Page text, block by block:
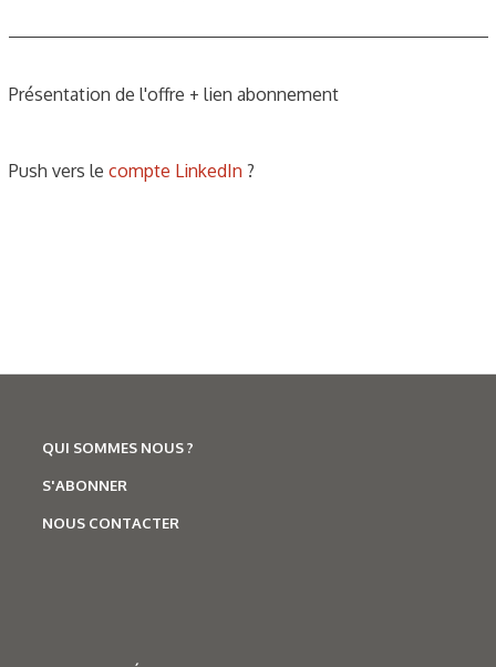
Présentation de l'offre + lien abonnement
Push vers le compte LinkedIn ?
QUI SOMMES NOUS ?
S'ABONNER
NOUS CONTACTER